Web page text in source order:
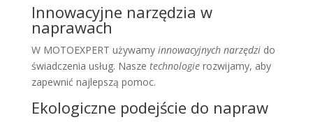
Innowacyjne narzędzia w
naprawach
W MOTOEXPERT używamy innowacyjnych narzędzido
świadczenia usług. Nasze technologierozwijamy, aby
zapewnić najlepszą pomoc.
Ekologiczne podejście do napraw